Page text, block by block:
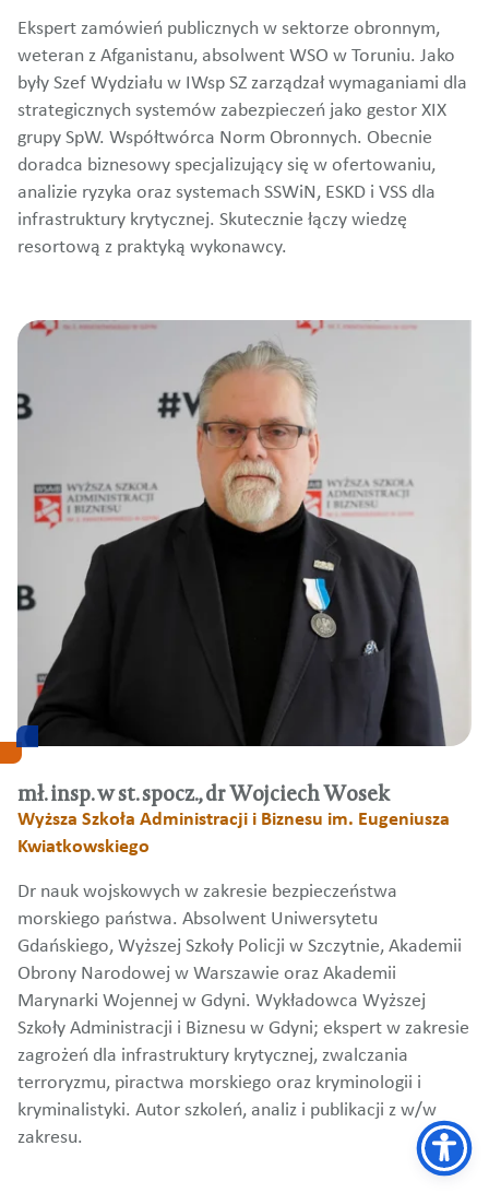
Ekspert zamówień publicznych w sektorze obronnym,
weteran z Afganistanu, absolwent WSO w Toruniu. Jako
były Szef Wydziału w IWsp SZ zarządzał wymaganiami dla
strategicznych systemów zabezpieczeń jako gestor XIX
grupy SpW. Współtwórca Norm Obronnych. Obecnie
doradca biznesowy specjalizujący się w ofertowaniu,
analizie ryzyka oraz systemach SSWiN, ESKD i VSS dla
infrastruktury krytycznej. Skutecznie łączy wiedzę
resortową z praktyką wykonawcy.
mł. insp. w st. spocz., dr Wojciech Wosek
Wyższa Szkoła Administracji i Biznesu im. Eugeniusza
Kwiatkowskiego
Dr nauk wojskowych w zakresie bezpieczeństwa
morskiego państwa. Absolwent Uniwersytetu
Gdańskiego, Wyższej Szkoły Policji w Szczytnie, Akademii
Obrony Narodowej w Warszawie oraz Akademii
Marynarki Wojennej w Gdyni. Wykładowca Wyższej
Szkoły Administracji i Biznesu w Gdyni; ekspert w zakresie
zagrożeń dla infrastruktury krytycznej, zwalczania
terroryzmu, piractwa morskiego oraz kryminologii i
kryminalistyki. Autor szkoleń, analiz i publikacji z w/w
zakresu.